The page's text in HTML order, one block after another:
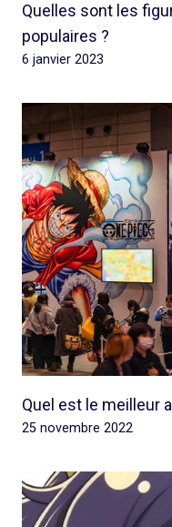
Quelles sont les
populaires ?
6 janvier 2023
Quel est le meilleur
25 novembre 2022